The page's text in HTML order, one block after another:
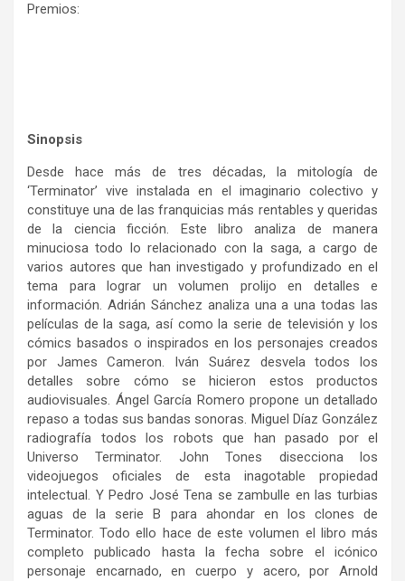
Premios:
Sinopsis
Desde hace más de tres décadas, la mitología de
‘Terminator’ vive instalada en el imaginario colectivo y
constituye una de las franquicias más rentables y queridas
de la ciencia ficción. Este libro analiza de manera
minuciosa todo lo relacionado con la saga, a cargo de
varios autores que han investigado y profundizado en el
tema para lograr un volumen prolijo en detalles e
información. Adrián Sánchez analiza una a una todas las
películas de la saga, así como la serie de televisión y los
cómics basados o inspirados en los personajes creados
por James Cameron. Iván Suárez desvela todos los
detalles sobre cómo se hicieron estos productos
audiovisuales. Ángel García Romero propone un detallado
repaso a todas sus bandas sonoras. Miguel Díaz González
radiografía todos los robots que han pasado por el
Universo Terminator. John Tones disecciona los
videojuegos oficiales de esta inagotable propiedad
intelectual. Y Pedro José Tena se zambulle en las turbias
aguas de la serie B para ahondar en los clones de
Terminator. Todo ello hace de este volumen el libro más
completo publicado hasta la fecha sobre el icónico
personaje encarnado, en cuerpo y acero, por Arnold